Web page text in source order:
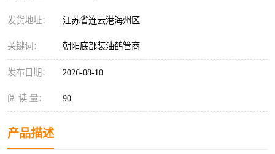
发货地址： 江苏省连云港海州区
关键词： 朝阳底部装油鹤管商
发布日期： 2026-08-10
阅 读 量： 90
产品描述